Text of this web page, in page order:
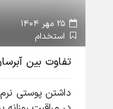
استخدام
تفاوت بین
داشتن پوستی